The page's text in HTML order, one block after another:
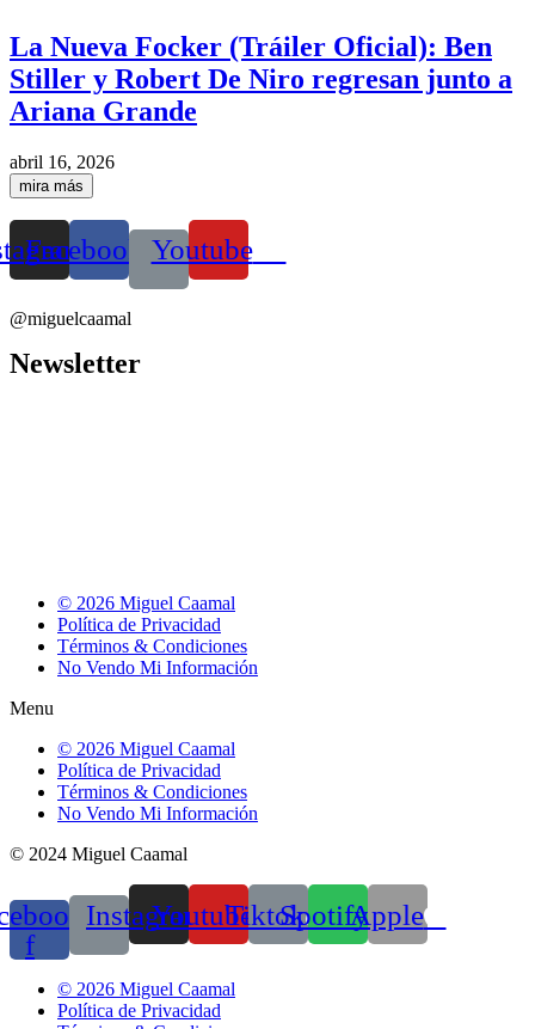
La Nueva Focker (Tráiler Oficial): Ben
Stiller y Robert De Niro regresan junto a
Ariana Grande
abril 16, 2026
mira más
Facebook Youtube
@miguelcaamal
Newsletter
© 2026 Miguel Caamal
Política de Privacidad
Términos & Condiciones
No Vendo Mi Información
Menu
© 2026 Miguel Caamal
Política de Privacidad
Términos & Condiciones
No Vendo Mi Información
© 2024 Miguel Caamal
f
Instagram
YoutubeTiktokSpotifyApple
© 2026 Miguel Caamal
Política de Privacidad